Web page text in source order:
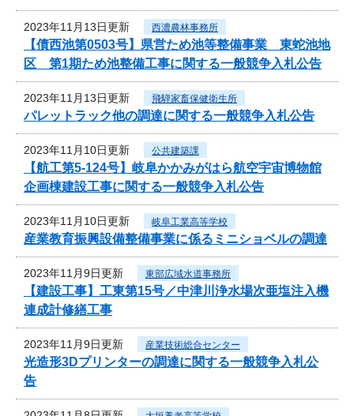
2023年11月13日更新 西濃農林事務所
【債西池第0503号】県営ため池等整備事業 東蛇池地
区 第1期ため池整備工事に関する一般競争入札公告
2023年11月13日更新 飛騨家畜保健衛生所
パレットラック他の調達に関する一般競争入札公告
2023年11月10日更新 公共建築課
【航工第5-124号】岐阜かかみがはら航空宇宙博物館
企画棟建設工事に関する一般競争入札公告
2023年11月10日更新 岐阜工業高等学校
産業教育振興設備整備事業に係るミニショベルの調達
2023年11月9日更新 東部広域水道事務所
【建設工事】工東第15号／中津川浄水場次亜塩注入機
連成計修繕工事
2023年11月9日更新 産業技術総合センター
光造形3Dプリンターの調達に関する一般競争入札公
告